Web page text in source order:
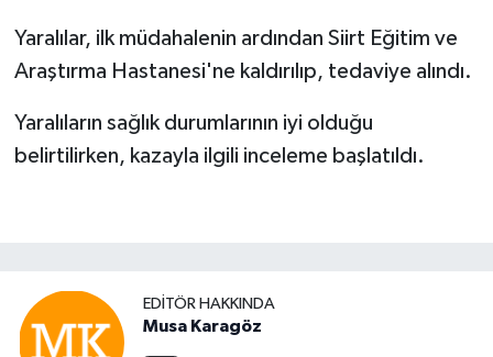
Yaralılar, ilk müdahalenin ardından Siirt Eğitim ve
Araştırma Hastanesi'ne kaldırılıp, tedaviye alındı.
Yaralıların sağlık durumlarının iyi olduğu
belirtilirken, kazayla ilgili inceleme başlatıldı.
EDITÖR HAKKINDA
Musa Karagöz